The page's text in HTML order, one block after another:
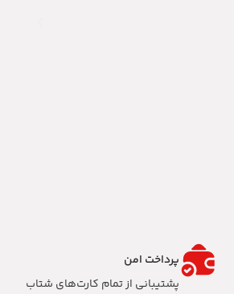
پرداخت امن
پشتیبانی از تمام کارت‌های شتاب